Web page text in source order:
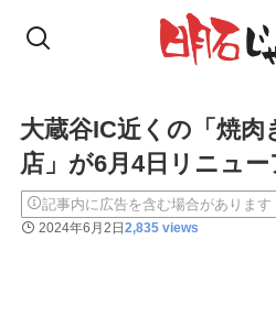
大蔵谷IC近くの「焼肉
店」が6月4日リニュー
記事内に広告を含む場合があります
2024年6月2日2,835 views